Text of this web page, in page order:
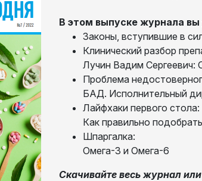
В этом выпуске журнала вы
Законы, вступившие в
Клинический разбор
Лучин Вадим Сергеевич:
Проблема
БАД. Исполнительный
Лайфхаки первого стола:
Как правильно
Шпаргалка:
Омега-3 и Омега-6
Скачивайте весь журнал